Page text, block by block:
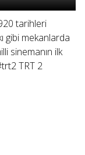
tarihleri
gibi mekanlarda
sinemanın ilk
TRT 2